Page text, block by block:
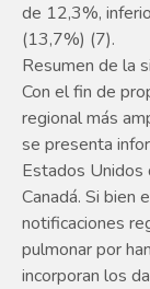
de 12,3%,
(13,7%) (7).
Resumen de la
Con el fin de
regional más
se presenta
Estados Unidos
Canadá. Si bien
notificaciones
pulmonar por
incorporan los